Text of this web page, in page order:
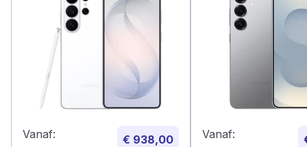
Vanaf: € 938,00 Vanaf: